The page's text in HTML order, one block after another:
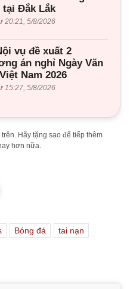
tại Đắk Lắk
20:21, 5/8/2026
vụ đề xuất 2
án nghỉ Ngày Văn
Nam 2026
15:27, 5/8/2026
Hãy tặng sao để tiếp thêm
hơn nữa.
Bóng đá
tai nạn